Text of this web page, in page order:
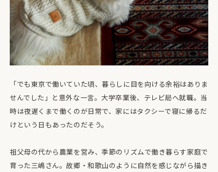
「でも東京で働いていた頃、暮らしに目を向ける余裕はありま
せんでした」と意外な一言。大学卒業後、テレビ局へ就職。当
時は夜遅くまで働くのが日常で、家にはタクシーで寝に帰るだ
けという日もあったのだそう。
祖父母の代から農業を営み、季節のリズムで働き暮らす家庭で
育った三嶋さん。故郷・和歌山のように自然を感じながら描き